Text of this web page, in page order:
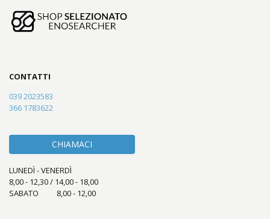
CONTATTI
039 2023583
366 1783622
CHIAMACI
LUNEDÌ - VENERDÌ
8,00 - 12,30 / 14,00 - 18,00
SABATO 8,00 - 12,00